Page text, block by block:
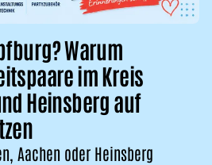
Warum
im Kreis
Heinsberg auf
Aachen oder Heinsberg